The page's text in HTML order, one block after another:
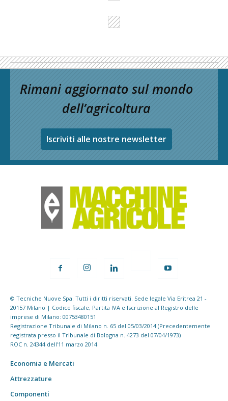
Rimani aggiornato sul mondo
dell’agricoltura
Iscriviti alle nostre newsletter
© Tecniche Nuove Spa. Tutti i diritti riservati. Sede legale Via Eritrea 21 -
20157 Milano | Codice fiscale, Partita IVA e Iscrizione al Registro delle
imprese di Milano: 00753480151
Registrazione Tribunale di Milano n. 65 del 05/03/2014 (Precedentemente
registrata presso il Tribunale di Bologna n. 4273 del 07/04/1973)
ROC n. 24344 dell'11 marzo 2014
Economia e Mercati
Attrezzature
Componenti